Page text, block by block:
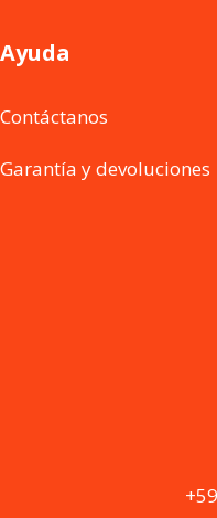
Ayuda
Contáctanos
Garantía y devoluciones